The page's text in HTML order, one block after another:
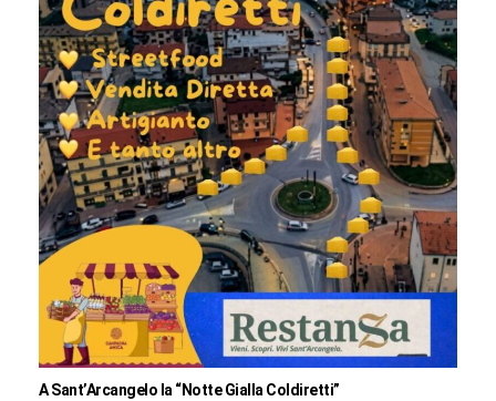
A Sant’Arcangelo la “Notte Gialla Coldiretti”